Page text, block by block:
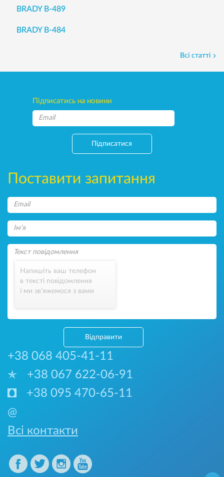
BRADY B-489
BRADY B-484
Всі статті
Підписатись на новини
Підписатися
Поставити запитання
Напишіть ваш телефон
в тексті повідомлення
і ми зв’яжемося з вами
Відправити
+38 068 405-41-11
+38 067 622-06-91
+38 095 470-65-11
@
Всі контакти